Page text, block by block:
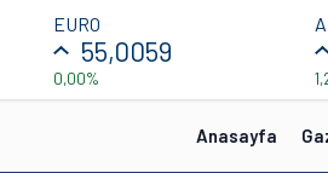
EURO
55,0059
0,00%
Anasayfa